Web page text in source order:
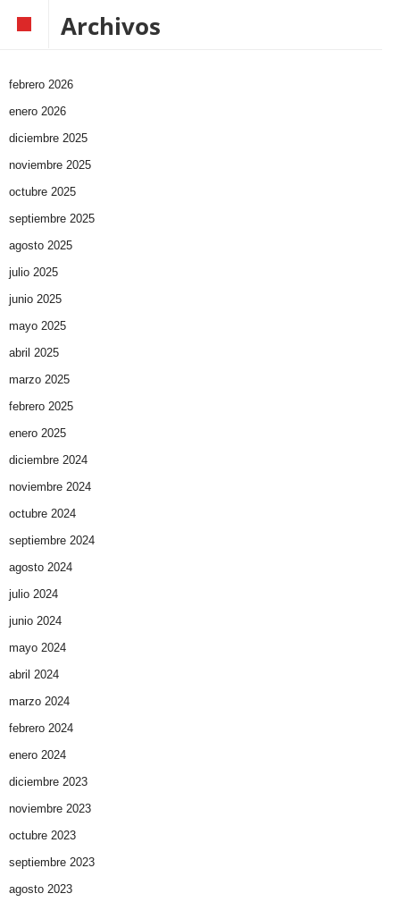
Archivos
febrero 2026
enero 2026
diciembre 2025
noviembre 2025
octubre 2025
septiembre 2025
agosto 2025
julio 2025
junio 2025
mayo 2025
abril 2025
marzo 2025
febrero 2025
enero 2025
diciembre 2024
noviembre 2024
octubre 2024
septiembre 2024
agosto 2024
julio 2024
junio 2024
mayo 2024
abril 2024
marzo 2024
febrero 2024
enero 2024
diciembre 2023
noviembre 2023
octubre 2023
septiembre 2023
agosto 2023